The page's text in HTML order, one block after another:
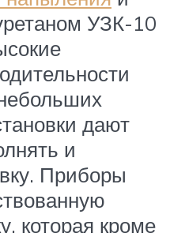
УЗК-10
дают
и
Приборы
которая кроме